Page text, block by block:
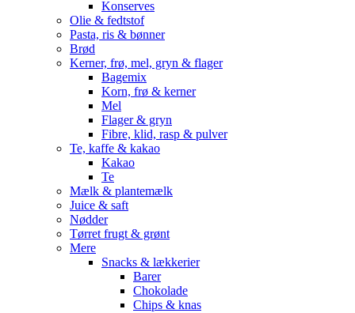
Konserves
Olie & fedtstof
Pasta, ris & bønner
Brød
Kerner, frø, mel, gryn & flager
Bagemix
Korn, frø & kerner
Mel
Flager & gryn
Fibre, klid, rasp & pulver
Te, kaffe & kakao
Kakao
Te
Mælk & plantemælk
Juice & saft
Nødder
Tørret frugt & grønt
Mere
Snacks & lækkerier
Barer
Chokolade
Chips & knas